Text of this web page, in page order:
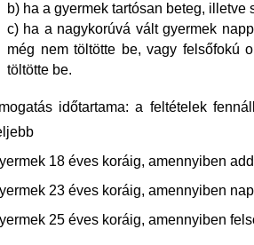
b) ha a gyermek tartósan beteg, illetve
c) ha a nagykorúvá vált gyermek
még nem töltötte be, vagy felsőfokú
töltötte be.
időtartama: a feltételek
18 éves koráig, amennyiben
23 éves koráig, amennyiben
25 éves koráig, amennyiben